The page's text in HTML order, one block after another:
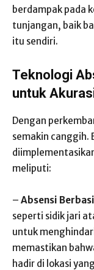
berdampak pada
tunjangan, baik
itu sendiri.
Teknologi
untuk
Dengan
semakin canggih.
meliputi:
– Absensi
seperti sidik jari
untuk
memastikan
hadir di lokasi